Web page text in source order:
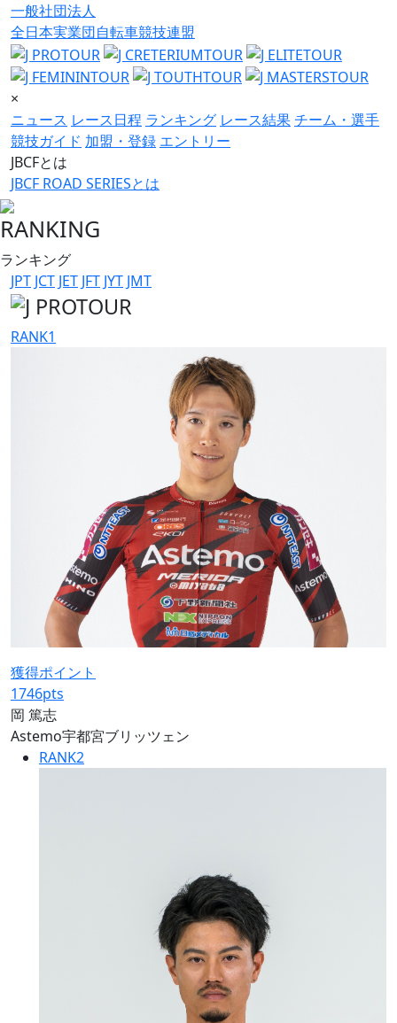
一般社団法人
全日本実業団自転車競技連盟
×
ニュース レース日程 ランキング レース結果チーム・選手
競技ガイド 加盟・登録 エントリー
JBCFとは
JBCF ROAD SERIESとは
RANKING
ランキング
JPT JCT JET JFT JYT JMT
RANK1
獲得ポイント
1746pts
岡 篤志
Astemo宇都宮ブリッツェン
RANK2